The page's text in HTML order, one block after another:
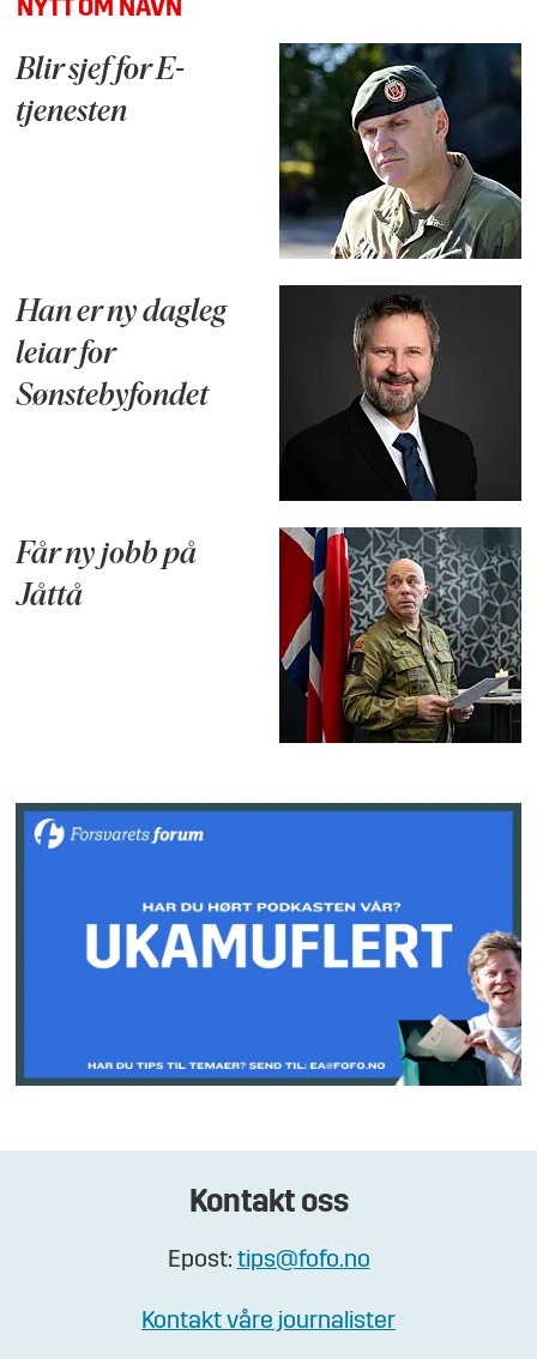
NYTT OM NAVN
Blir sjef for E-
tjenesten
Han er ny dagleg
leiar for
Sønstebyfondet
Får ny jobb på
Jåttå
Kontakt oss
Epost: tips@fofo.no
Kontakt våre journalister